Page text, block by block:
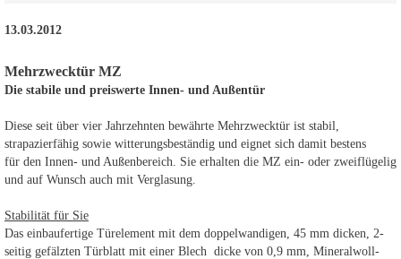
13.03.2012
Mehrzwecktür MZ
Die stabile und preiswerte Innen- und Außentür
Diese seit über vier Jahrzehnten bewährte Mehrzwecktür ist stabil,
strapazierfähig sowie witterungsbeständig und eignet sich damit bestens
für den Innen- und Außenbereich. Sie erhalten die MZ ein- oder zweiflügelig
und auf Wunsch auch mit Verglasung.
Stabilität für Sie
Das einbaufertige Türelement mit dem doppelwandigen, 45 mm dicken, 2-
seitig gefälzten Türblatt mit einer Blech dicke von 0,9 mm, Mineralwoll-